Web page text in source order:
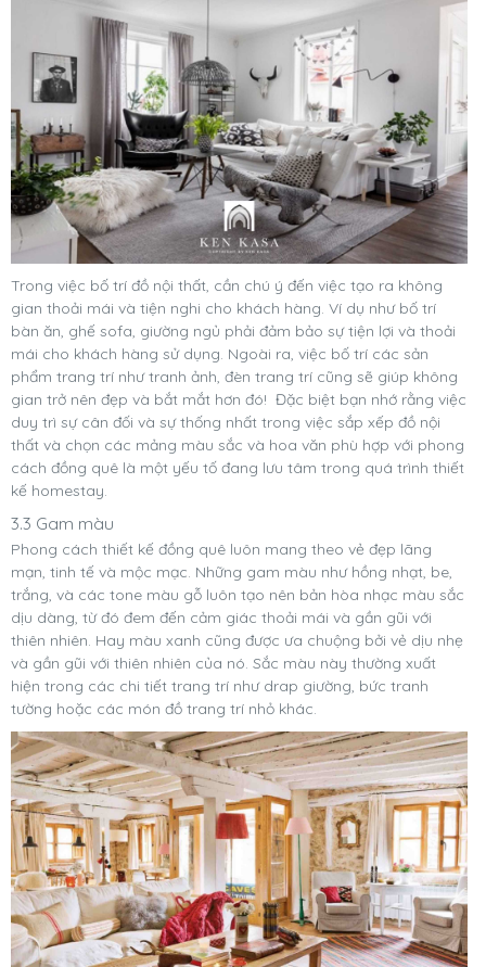
Trong việc bố trí đồ nội thất, cần chú ý đến việc tạo ra không
gian thoải mái và tiện nghi cho khách hàng. Ví dụ như bố trí
bàn ăn, ghế sofa, giường ngủ phải đảm bảo sự tiện lợi và thoải
mái cho khách hàng sử dụng. Ngoài ra, việc bố trí các sản
phẩm trang trí như tranh ảnh, đèn trang trí cũng sẽ giúp không
gian trở nên đẹp và bắt mắt hơn đó! Đặc biệt bạn nhớ rằng việc
duy trì sự cân đối và sự thống nhất trong việc sắp xếp đồ nội
thất và chọn các mảng màu sắc và hoa văn phù hợp với phong
cách đồng quê là một yếu tố đang lưu tâm trong quá trình thiết
kế homestay.
3.3 Gam màu
Phong cách thiết kế đồng quê luôn mang theo vẻ đẹp lãng
mạn, tinh tế và mộc mạc. Những gam màu như hồng nhạt, be,
trắng, và các tone màu gỗ luôn tạo nên bản hòa nhạc màu sắc
dịu dàng, từ đó đem đến cảm giác thoải mái và gần gũi với
thiên nhiên. Hay màu xanh cũng được ưa chuộng bởi vẻ dịu nhẹ
và gần gũi với thiên nhiên của nó. Sắc màu này thường xuất
hiện trong các chi tiết trang trí như drap giường, bức tranh
tường hoặc các món đồ trang trí nhỏ khác.